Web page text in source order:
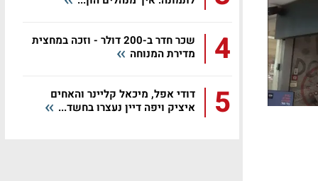
4
שכר חדר ב-200 דולר - וזכה במחצית
מדירת המנוחה
5
דודי אפל, מיכאל קליינר והאחים
איציק ויפה דיין נעצרו בחשד...